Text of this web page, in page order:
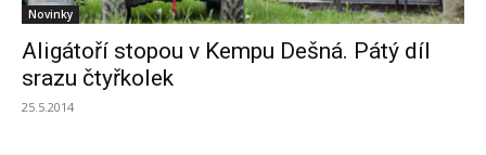
Novinky
Aligátoří stopou v Kempu Dešná. Pátý díl
srazu čtyřkolek
25.5.2014